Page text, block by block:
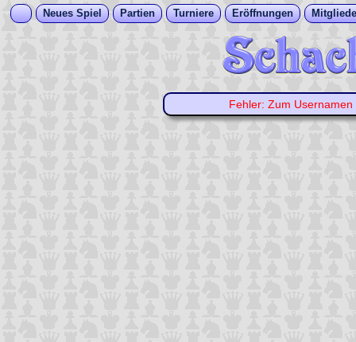
Neues Spiel Partien Turniere Eröffnungen
Fehler: Zum Usernamen